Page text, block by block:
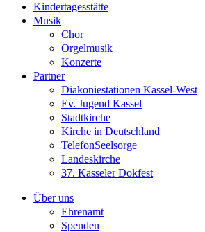
Kindertagesstätte
Musik
Chor
Orgelmusik
Konzerte
Partner
Diakoniestationen Kassel-West
Ev. Jugend Kassel
Stadtkirche
Kirche in Deutschland
TelefonSeelsorge
Landeskirche
37. Kasseler Dokfest
Über uns
Ehrenamt
Spenden